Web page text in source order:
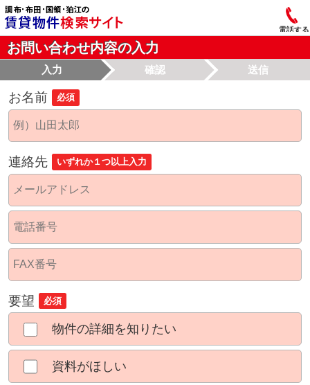
電話する
お問い合わせ内容の入力
入力 確認 送信
お名前 必須
連絡先 いずれか１つ以上入力
要望 必須
物件の詳細を知りたい
資料がほしい